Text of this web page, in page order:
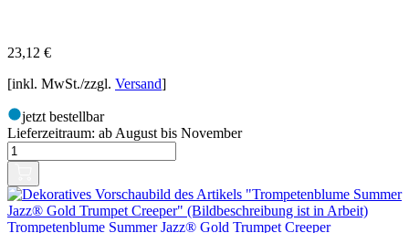
23,12 €
[inkl. MwSt./zzgl. Versand]
jetzt bestellbar
Lieferzeitraum: ab August bis November
Trompetenblume Summer Jazz® Gold Trumpet Creeper